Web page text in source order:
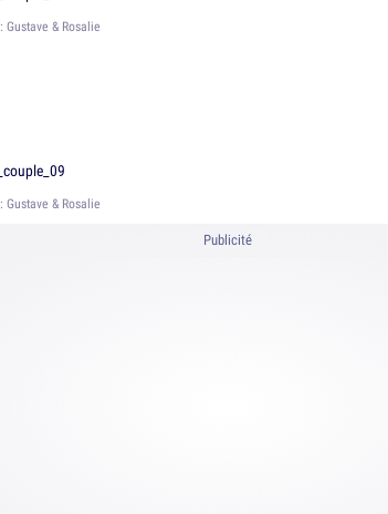
: Gustave & Rosalie
: Gustave & Rosalie
Publicité